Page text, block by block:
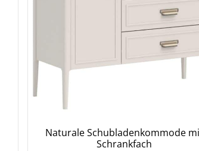
Naturale Schubladenkommode
Schrankfach